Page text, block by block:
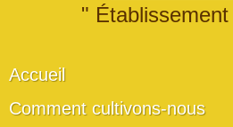
"
Accueil
Comment cultivons-nous